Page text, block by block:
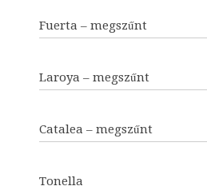
Fuerta – megszűnt
Laroya – megszűnt
Catalea – megszűnt
Tonella